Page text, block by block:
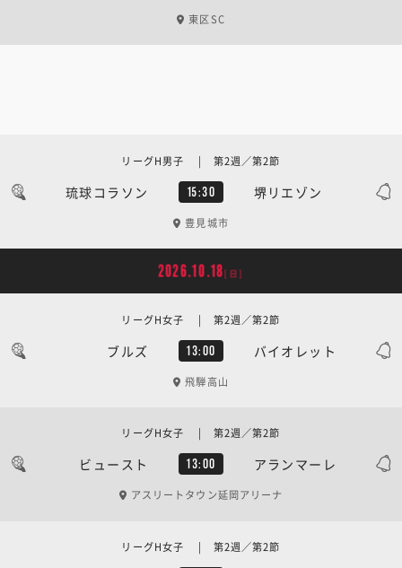
東区SC
琉球コラソン 15:30 堺リエゾン
リーグH男子 | 第2週／第2節
豊見城市
2026.10.18[日]
ブルズ 13:00 バイオレット
リーグH女子 | 第2週／第2節
飛騨高山
ビュースト 13:00 アランマーレ
リーグH女子 | 第2週／第2節
アスリートタウン延岡アリーナ
リーグH女子 | 第2週／第2節